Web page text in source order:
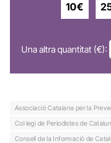
10€
Una altra quantitat (€):
Associació Catalana per la
Col·legi de Periodistes de
Consell de la Informació de